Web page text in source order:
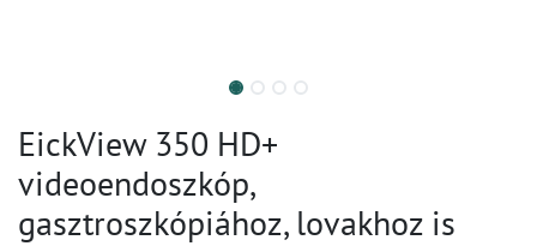
EickView 350 HD+
videoendoszkóp,
gasztroszkópiához, lovakhoz is